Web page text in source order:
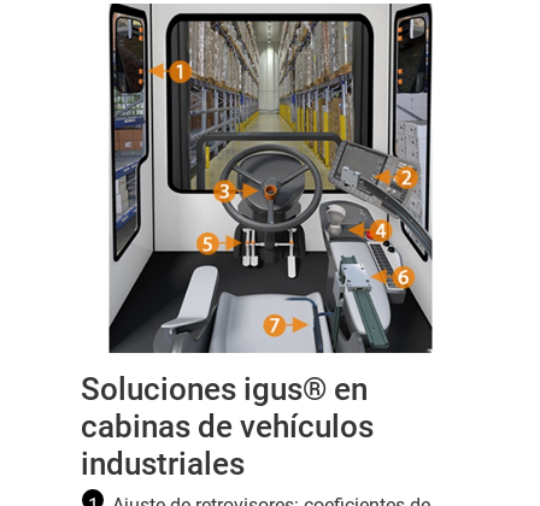
Soluciones igus® en
cabinas de vehículos
industriales